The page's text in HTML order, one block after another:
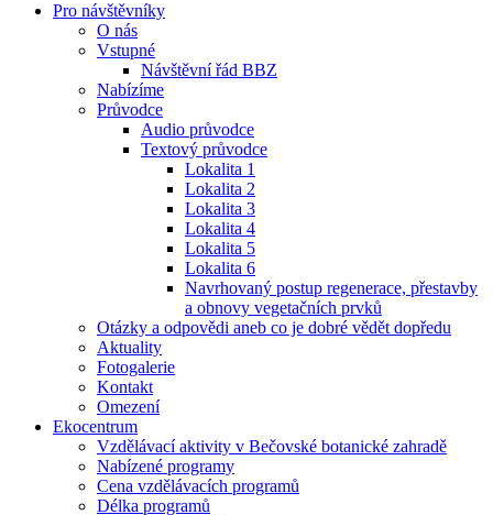
Pro návštěvníky
O nás
Vstupné
Návštěvní řád BBZ
Nabízíme
Průvodce
Audio průvodce
Textový průvodce
Lokalita 1
Lokalita 2
Lokalita 3
Lokalita 4
Lokalita 5
Lokalita 6
Navrhovaný postup regenerace, přestavby
a obnovy vegetačních prvků
Otázky a odpovědi aneb co je dobré vědět dopředu
Aktuality
Fotogalerie
Kontakt
Omezení
Ekocentrum
Vzdělávací aktivity v Bečovské botanické zahradě
Nabízené programy
Cena vzdělávacích programů
Délka programů